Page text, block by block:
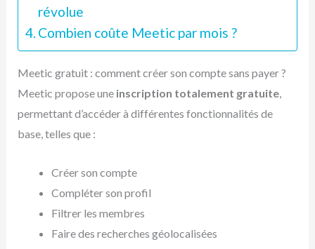
révolue
Combien coûte Meetic par mois ?
Meetic gratuit : comment créer son compte sans payer ?
Meetic propose une inscription totalement gratuite,
permettant d’accéder à différentes fonctionnalités de
base, telles que :
Créer son compte
Compléter son profil
Filtrer les membres
Faire des recherches géolocalisées